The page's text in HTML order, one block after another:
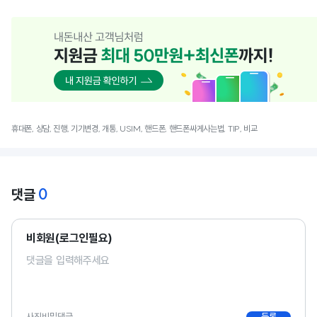
휴대폰, 상담, 진행, 기기변경, 개통, USIM, 핸드폰, 핸드폰싸게사는법, TIP, 비교
댓글 0
비회원(로그인필요)